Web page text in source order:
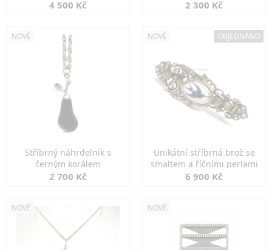
4 500 Kč 2 300 Kč
NOVÉ
Stříbrný náhrdelník s
černým korálem
2 700 Kč
NOVÉ OBJEDNÁNO
Unikátní stříbrná brož se
smaltem a říčními perlami
6 900 Kč
NOVÉ NOVÉ